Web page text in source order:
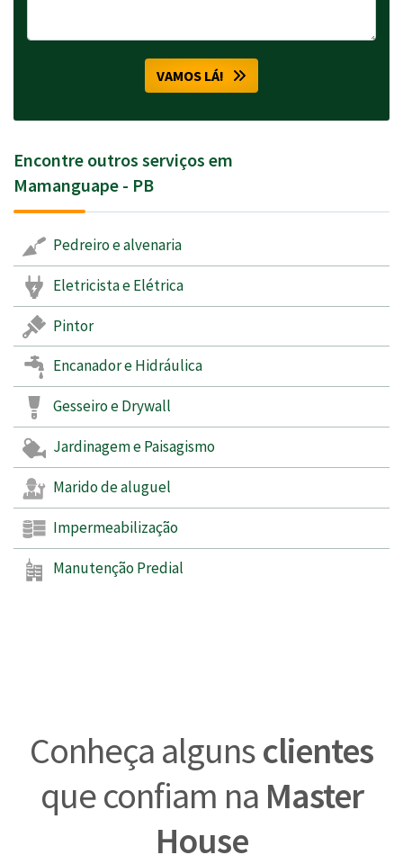
VAMOS LÁ!
Encontre outros serviços em
Mamanguape - PB
Pedreiro e alvenaria
Eletricista e Elétrica
Pintor
Encanador e Hidráulica
Gesseiro e Drywall
Jardinagem e Paisagismo
Marido de aluguel
Impermeabilização
Manutenção Predial
Conheça algunsclientes
que confiam na Master
House